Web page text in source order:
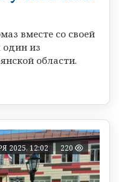
вместе со своей
один из
области.
2025, 12:02 220